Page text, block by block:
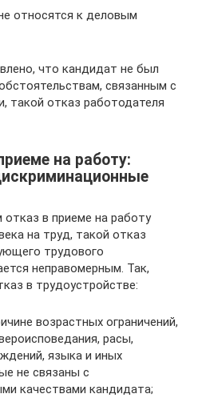
относятся к деловым
что кандидат не был
связанным с
такой отказ работодателя
на работу:
в приеме на работу
на труд, такой отказ
трудового
неправомерным. Так,
в трудоустройстве:
возрастных ограничений,
расы,
языка и иных
не связаны с
качествами кандидата;